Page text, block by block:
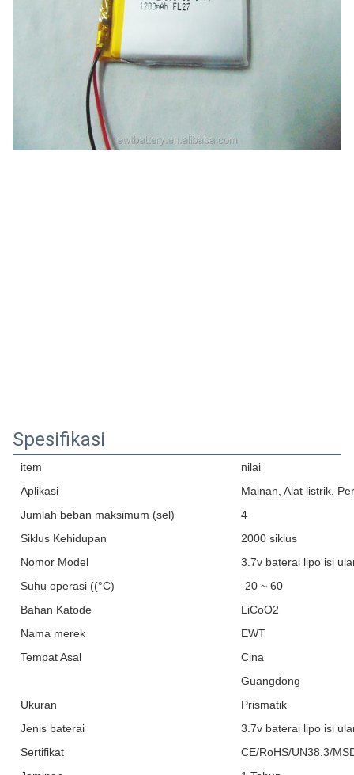
Spesifikasi
item
nilai
Aplikasi
Mainan, Alat listrik,
Jumlah beban maksimum (sel)
4
Siklus Kehidupan
2000 siklus
Nomor Model
3.7v baterai lipo isi
Suhu operasi ((°C)
-20 ~ 60
Bahan Katode
LiCoO2
Nama merek
EWT
Tempat Asal
Cina
Guangdong
Ukuran
Prismatik
Jenis baterai
3.7v baterai lipo isi
Sertifikat
CE/RoHS/UN38.3/